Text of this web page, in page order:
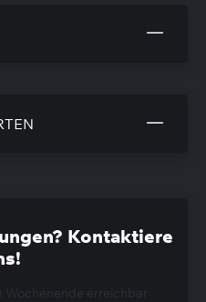
Kontaktiere
Wochenende erreichbar